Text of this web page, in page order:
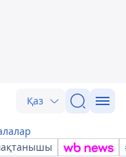
Қаз